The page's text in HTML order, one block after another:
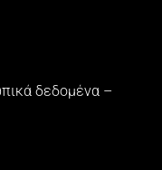
δεδομένα –